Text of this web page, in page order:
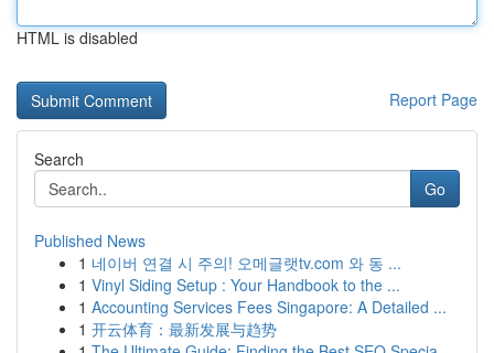
HTML is disabled
Report Page
Search
Go
Published News
1 네이버 연결 시 주의! 오메글랫tv.com 와 동 ...
1 Vinyl Siding Setup : Your Handbook to the ...
1 Accounting Services Fees Singapore: A Detailed ...
1 开云体育：最新发展与趋势